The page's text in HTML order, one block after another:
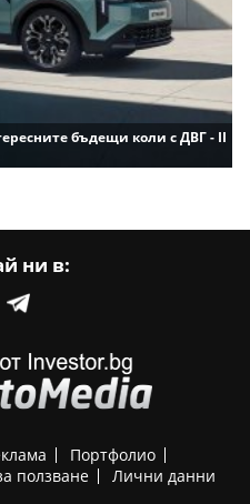
бъдещи коли с ДВГ - II
ни в:
Портфолио
ползване Лични данни